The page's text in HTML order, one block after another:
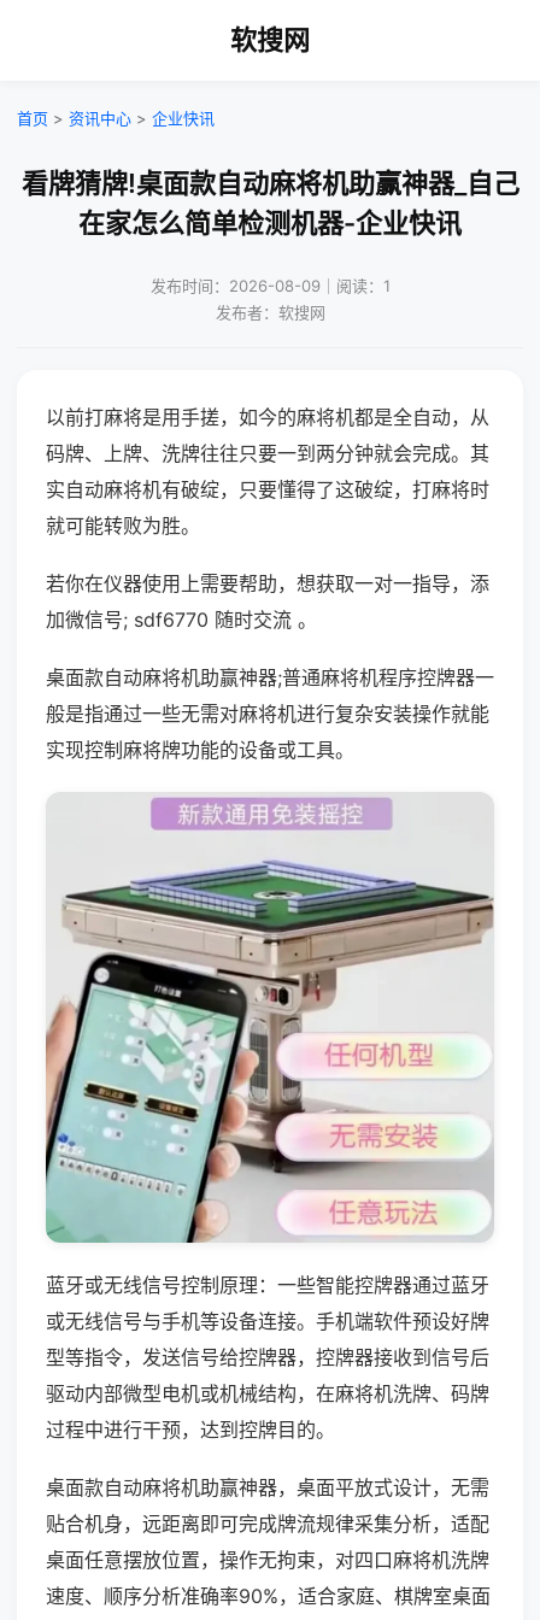
软搜网
首页 > 资讯中心 > 企业快讯
看牌猜牌!桌面款自动麻将机助赢神器_自己
在家怎么简单检测机器-企业快讯
发布时间：2026-08-09｜阅读：1
发布者：软搜网
以前打麻将是用手搓，如今的麻将机都是全自动，从
码牌、上牌、洗牌往往只要一到两分钟就会完成。其
实自动麻将机有破绽，只要懂得了这破绽，打麻将时
就可能转败为胜。
若你在仪器使用上需要帮助，想获取一对一指导，添
加微信号; sdf6770 随时交流 。
桌面款自动麻将机助赢神器;普通麻将机程序控牌器一
般是指通过一些无需对麻将机进行复杂安装操作就能
实现控制麻将牌功能的设备或工具。
蓝牙或无线信号控制原理：一些智能控牌器通过蓝牙
或无线信号与手机等设备连接。手机端软件预设好牌
型等指令，发送信号给控牌器，控牌器接收到信号后
驱动内部微型电机或机械结构，在麻将机洗牌、码牌
过程中进行干预，达到控牌目的。
桌面款自动麻将机助赢神器，桌面平放式设计，无需
贴合机身，远距离即可完成牌流规律采集分析，适配
桌面任意摆放位置，操作无拘束，对四口麻将机洗牌
速度、顺序分析准确率90%，适合家庭、棋牌室桌面